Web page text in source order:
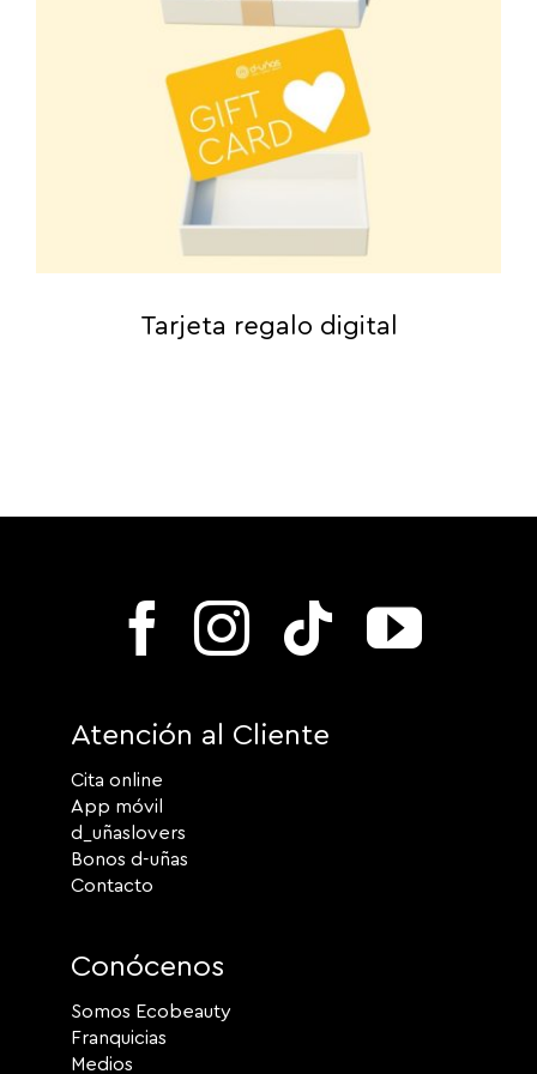
Tarjeta regalo digital
Atención al Cliente
Cita online
App móvil
d_uñaslovers
Bonos d-uñas
Contacto
Conócenos
Somos Ecobeauty
Franquicias
Medios